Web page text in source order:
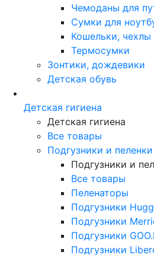
Чемоданы для
Сумки для
Кошельки, чехлы
Термосумки
Зонтики, дождевики
Детская обувь
Детская гигиена
Детская гигиена
Все товары
Подгузники и пеленки
Подгузники и
Все товары
Пеленаторы
Подгузники
Подгузники
Подгузники
Подгузники